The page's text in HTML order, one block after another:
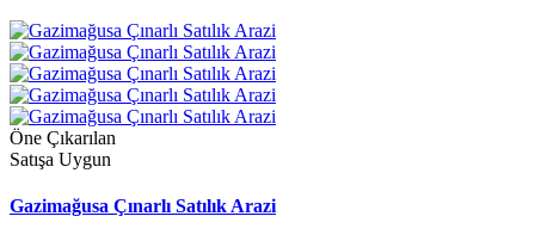
Öne Çıkarılan
Satışa Uygun
Gazimağusa Çınarlı Satılık Arazi